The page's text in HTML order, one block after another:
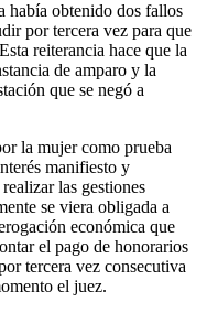
había obtenido dos fallos
por tercera vez para que
reiterancia hace que la
de amparo y la
que se negó a
la mujer como prueba
manifiesto y
las gestiones
se viera obligada a
económica que
el pago de honorarios
tercera vez consecutiva
el juez.